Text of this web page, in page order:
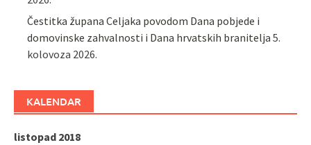
Čestitka župana Celjaka povodom Dana pobjede i
domovinske zahvalnosti i Dana hrvatskih branitelja 5.
kolovoza 2026.
KALENDAR
listopad 2018